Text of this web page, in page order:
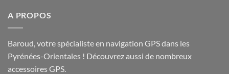
A PROPOS
Baroud, votre spécialiste en navigation GPS dans les
Pyrénées-Orientales ! Découvrez aussi de nombreux
accessoires GPS.